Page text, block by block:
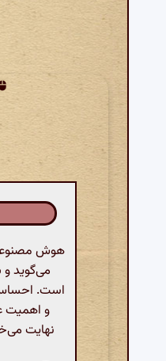
هوش
می‌گوید
است. احساس
و اهمیت
نهایت